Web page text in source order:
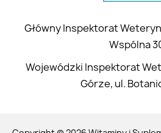
Główny Inspektorat
Wspólna
Wojewódzki Inspektorat
Górze, ul.